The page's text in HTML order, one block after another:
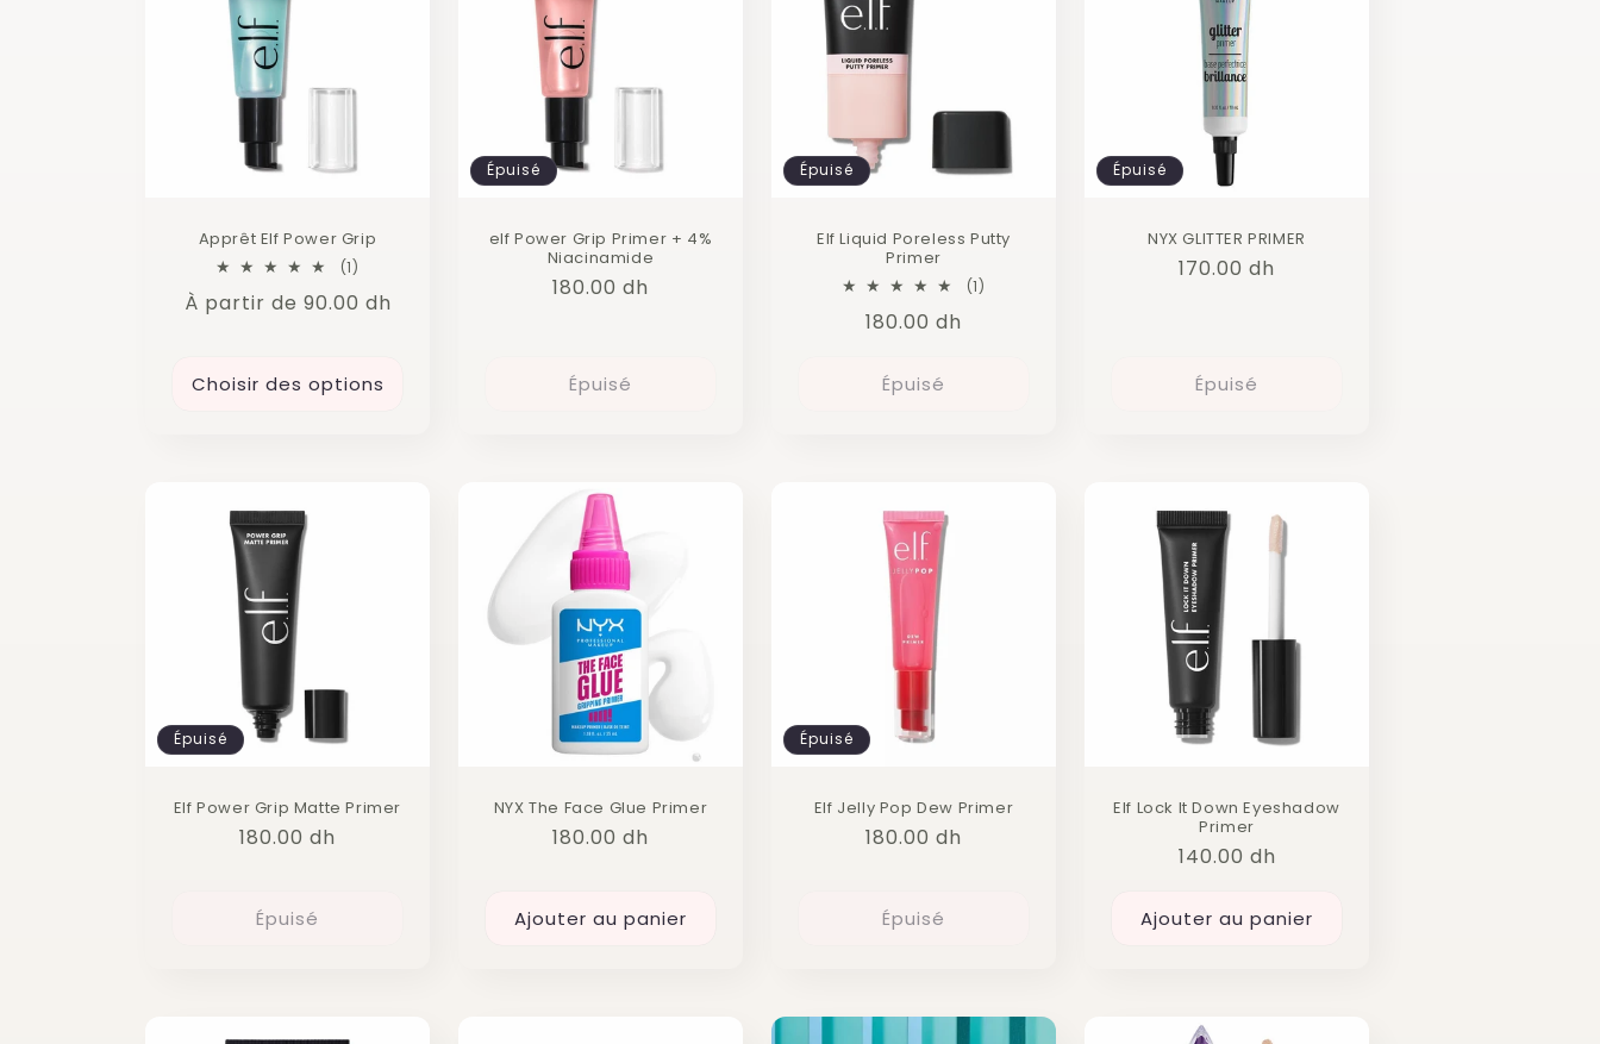
Apprêt Elf Power Grip
(1)
des
Prix
À partir de 90.00 dh
Choisir des options
Épuisé
elf Power Grip Primer + 4%
Niacinamide
Prix
180.00 dh
Épuisé
Épuisé
Elf Liquid Poreless Putty
Primer
(1)
Prix
180.00 dh
Épuisé
Épuisé
NYX GLITTER PRIMER
Prix
170.00 dh
Épuisé
Épuisé
Elf Power Grip Matte Primer
Prix
180.00 dh
Épuisé
NYX The Face Glue Primer
Prix
180.00 dh
Ajouter au panier
Épuisé
Elf Jelly Pop Dew Primer
Prix
180.00 dh
Épuisé
Elf Lock It Down Eyeshadow
Primer
Prix
140.00 dh
Ajouter au panier